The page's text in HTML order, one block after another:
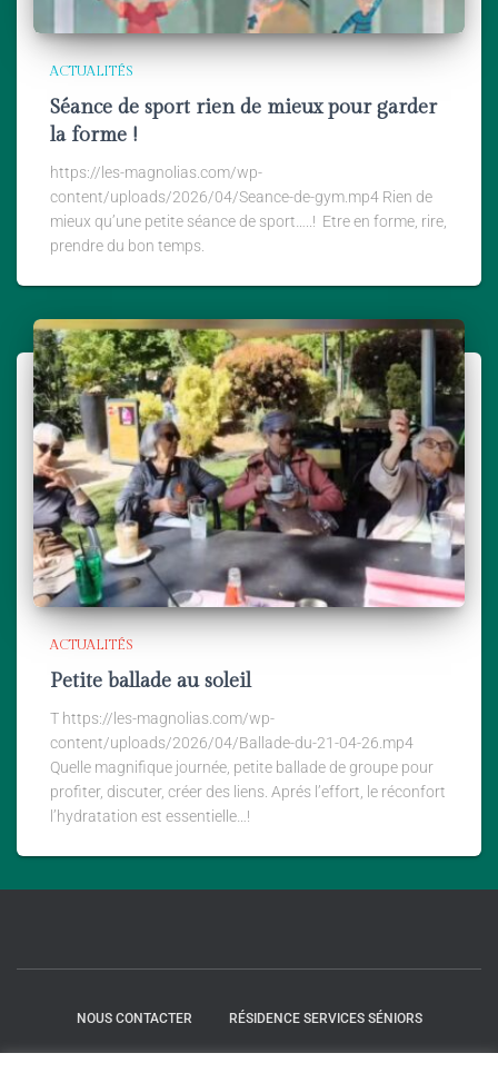
ACTUALITÉS
Séance de sport rien de mieux pour garder
la forme !
https://les-magnolias.com/wp-
content/uploads/2026/04/Seance-de-gym.mp4 Rien de
mieux qu’une petite séance de sport…..! Etre en forme, rire,
prendre du bon temps.
ACTUALITÉS
Petite ballade au soleil
T https://les-magnolias.com/wp-
content/uploads/2026/04/Ballade-du-21-04-26.mp4
Quelle magnifique journée, petite ballade de groupe pour
profiter, discuter, créer des liens. Aprés l’effort, le réconfort
l’hydratation est essentielle…!
NOUS CONTACTER RÉSIDENCE SERVICES SÉNIORS